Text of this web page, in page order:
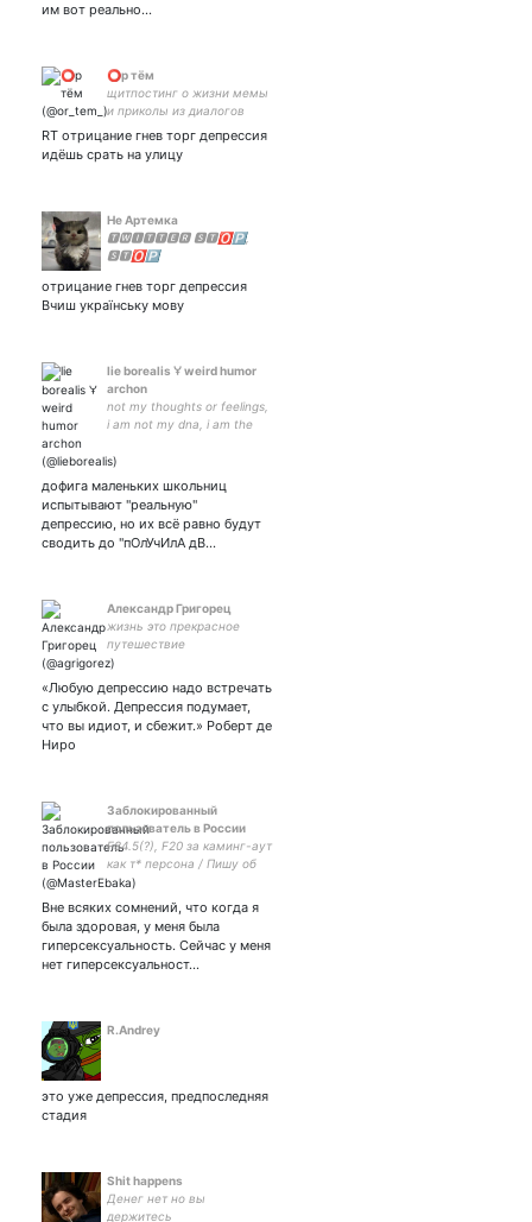
им вот реально…
⭕р тём
щитпостинг о жизни мемы
и приколы из диалогов
RT отрицание гнев торг депрессия
идёшь срать на улицу
Не Артемка
🆃🆆🅸🆃🆃🅴🆁 🆂🆃🅾🅿,
🆂🆃🅾🅿
отрицание гнев торг депрессия
Вчиш українську мову
lie borealis 🝁 weird humor
archon
not my thoughts or feelings,
i am not my dna, i am the
/ #StandWithUkraine / 🤍💙
куплинов
дофига маленьких школьниц
испытывают "реальную"
депрессию, но их всё равно будут
сводить до "пОлУчИлА дВ…
Александр Григорец
жизнь это прекрасное
путешествие
«Любую депрессию надо встречать
с улыбкой. Депрессия подумает,
что вы идиот, и сбежит.» Роберт де
Ниро
Заблокированный
пользователь в России
F84.5(?), F20 за каминг-аут
как т* персона / Пишу об
одиночестве, о том, что
том, что живу чтобы
завтра сдохнуть закрытка
Вне всяких сомнений, что когда я
была здоровая, у меня была
гиперсексуальность. Сейчас у меня
нет гиперсексуальност…
R.Andrey
это уже депрессия, предпоследняя
стадия
Shit happens
Денег нет но вы
держитесь